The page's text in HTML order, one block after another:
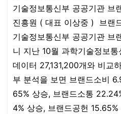
기술정보통신부 공공기관 브
진흥원 ( 대표 이상중 ) ​​​ 브랜
기술정보통신부 공공기관 브
니 지난 10월 과학기술정보
데이터 27,131,200개와 비교
부 분석을 보면 브랜드소비
65% 상승, 브랜드소통
4% 상승, 브랜드공헌